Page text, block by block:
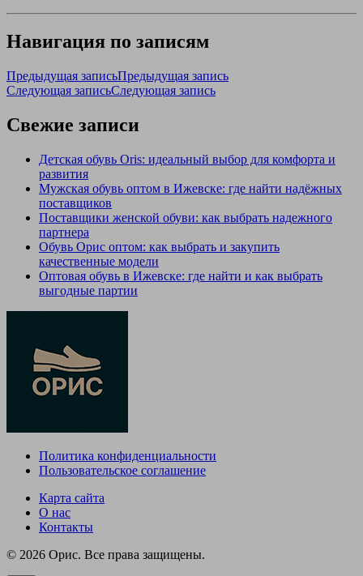
Навигация по записям
Предыдущая записьПредыдущая запись
Следующая записьСледующая запись
Свежие записи
Детская обувь Oris: идеальный выбор для комфорта и
развития
Мужская обувь оптом в Ижевске: где найти надёжных
поставщиков
Поставщики женской обуви: как выбрать надежного
партнера
Обувь Орис оптом: как выбрать и закупить
качественные модели
Оптовая обувь в Ижевске: где найти и как выбрать
выгодные партии
Политика конфиденциальности
Пользовательское соглашение
Карта сайта
О нас
Контакты
© 2026 Орис. Все права защищены.